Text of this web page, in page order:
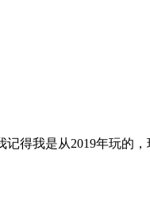
得我是从2019年玩的